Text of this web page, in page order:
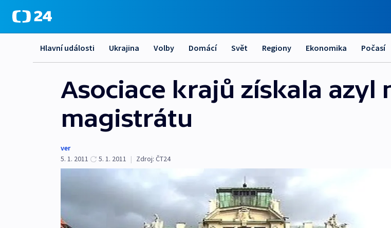
Hlavní události Ukrajina Volby Domácí Svět Regiony Ekonomika Počasí
Asociace krajů získala azyl
magistrátu
ver
5. 1. 2011
5. 1. 2011 | Zdroj: ČT24